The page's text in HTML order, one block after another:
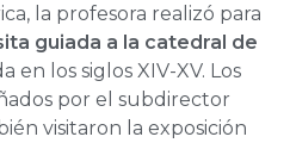
la profesora realizó para
guiada a la catedral de
en los siglos XIV-XV. Los
por el subdirector
visitaron la exposición